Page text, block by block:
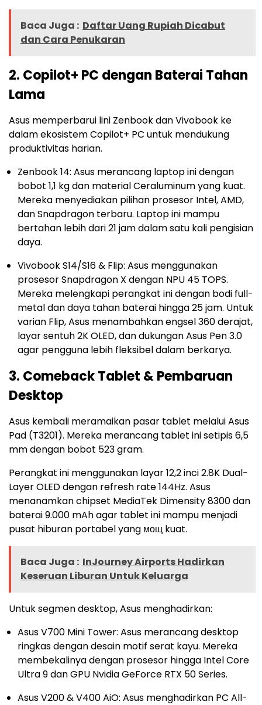
Baca Juga : Daftar Uang Rupiah Dicabut
dan Cara Penukaran
2. Copilot+ PC dengan Baterai Tahan
Lama
Asus memperbarui lini Zenbook dan Vivobook ke
dalam ekosistem Copilot+ PC untuk mendukung
produktivitas harian.
Zenbook 14: Asus merancang laptop ini dengan
bobot 1,1 kg dan material Ceraluminum yang kuat.
Mereka menyediakan pilihan prosesor Intel, AMD,
dan Snapdragon terbaru. Laptop ini mampu
bertahan lebih dari 21 jam dalam satu kali pengisian
daya.
Vivobook S14/S16 & Flip: Asus menggunakan
prosesor Snapdragon X dengan NPU 45 TOPS.
Mereka melengkapi perangkat ini dengan bodi full-
metal dan daya tahan baterai hingga 25 jam. Untuk
varian Flip, Asus menambahkan engsel 360 derajat,
layar sentuh 2K OLED, dan dukungan Asus Pen 3.0
agar pengguna lebih fleksibel dalam berkarya.
3. Comeback Tablet & Pembaruan
Desktop
Asus kembali meramaikan pasar tablet melalui Asus
Pad (T3201). Mereka merancang tablet ini setipis 6,5
mm dengan bobot 523 gram.
Perangkat ini menggunakan layar 12,2 inci 2.8K Dual-
Layer OLED dengan refresh rate 144Hz. Asus
menanamkan chipset MediaTek Dimensity 8300 dan
baterai 9.000 mAh agar tablet ini mampu menjadi
pusat hiburan portabel yang мощ kuat.
Baca Juga : InJourney Airports Hadirkan
Keseruan Liburan Untuk Keluarga
Untuk segmen desktop, Asus menghadirkan:
Asus V700 Mini Tower: Asus merancang desktop
ringkas dengan desain motif serat kayu. Mereka
membekalinya dengan prosesor hingga Intel Core
Ultra 9 dan GPU Nvidia GeForce RTX 50 Series.
Asus V200 & V400 AiO: Asus menghadirkan PC All-